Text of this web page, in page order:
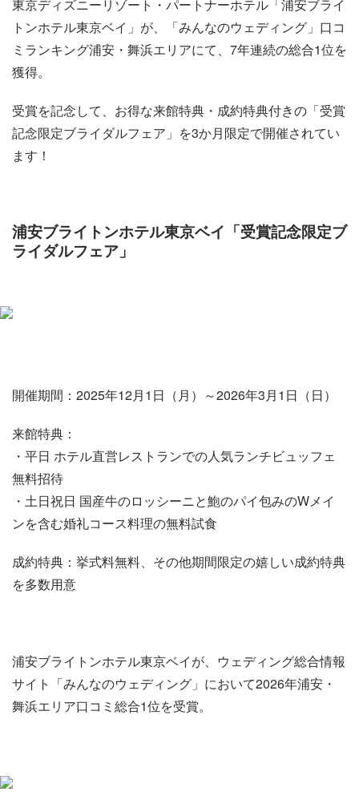
東京ディズニーリゾート・パートナーホテル「浦安ブライ
トンホテル東京ベイ」が、「みんなのウェディング」口コ
ミランキング浦安・舞浜エリアにて、7年連続の総合1位を
獲得。
受賞を記念して、お得な来館特典・成約特典付きの「受賞
記念限定ブライダルフェア」を3か月限定で開催されてい
ます！
浦安ブライトンホテル東京ベイ「受賞記念限定ブ
ライダルフェア」
開催期間：2025年12月1日（月）～2026年3月1日（日）
来館特典：
・平日 ホテル直営レストランでの人気ランチビュッフェ
無料招待
・土日祝日 国産牛のロッシーニと鮑のパイ包みのWメイ
ンを含む婚礼コース料理の無料試食
成約特典：挙式料無料、その他期間限定の嬉しい成約特典
を多数用意
浦安ブライトンホテル東京ベイが、ウェディング総合情報
サイト「みんなのウェディング」において2026年浦安・
舞浜エリア口コミ総合1位を受賞。